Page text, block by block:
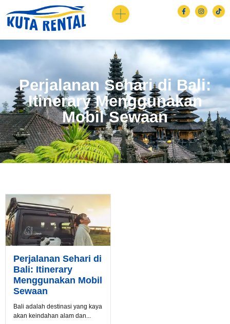
Perjalanan Sehari di Bali:
Itinerary Menggunakan
Mobil Sewaan
Perjalanan Sehari di
Bali: Itinerary
Menggunakan Mobil
Sewaan
Bali adalah destinasi yang kaya
akan keindahan alam dan...
Book via WhatsApp